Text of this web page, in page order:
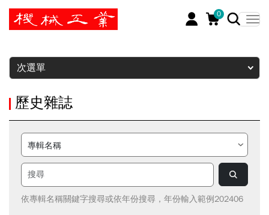
0
暫停
次選單
歷史雜誌
依專輯名稱關鍵字搜尋或依年份搜尋，年份輸入範例202406